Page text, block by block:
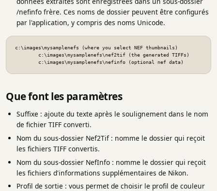
/nefinfo frère. Ces noms de dossier peuvent être configurés
par l'application, y compris des noms Unicode.
c:\images\mysamplenefs (where you select NEF thumbnails)
	c:\images\mysamplenefs\nefinfo (optional nef data)
Que font les paramètres
Suffixe : ajoute du texte après le soulignement dans le nom
de fichier TIFF converti.
Nom du sous-dossier Nef2Tif : nomme le dossier qui reçoit
les fichiers TIFF convertis.
Nom du sous-dossier NefInfo : nomme le dossier qui reçoit
les fichiers d'informations supplémentaires de Nikon.
Profil de sortie : vous permet de choisir le profil de couleur